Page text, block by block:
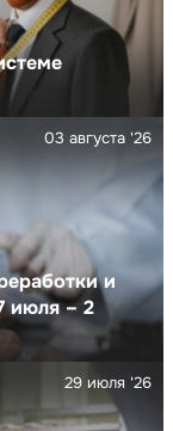
и
июля – 2
03 августа '26
29 июля '26